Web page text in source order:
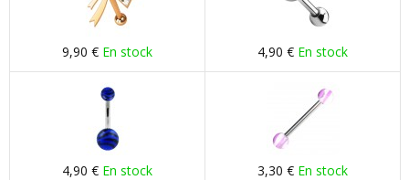
9,90 € En stock 4,90 € En stock
4,90 € En stock 3,30 € En stock